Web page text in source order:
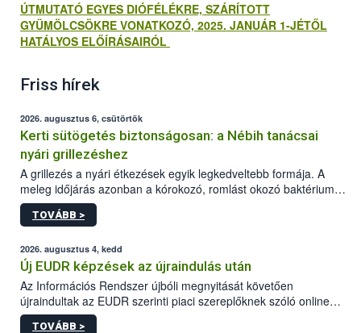
ÚTMUTATÓ EGYES DIÓFÉLÉKRE, SZÁRÍTOTT
GYÜMÖLCSÖKRE VONATKOZÓ, 2025. JANUÁR 1-JÉTŐL
HATÁLYOS ELŐÍRÁSAIRÓL
Friss hírek
2026. augusztus 6, csütörtök
Kerti sütögetés biztonságosan: a Nébih tanácsai
nyári grillezéshez
A grillezés a nyári étkezések egyik legkedveltebb formája. A
meleg időjárás azonban a kórokozó, romlást okozó baktériumok
gyorsabb szaporodásának is kedvez. A szabadtéri sütögetés
ezért nem csupán a megfelelő sütési technikáról szól: legalább
higiéniai szabályok betartása, a megfelelő hőkezelés, valamint a
maradékok szakszerű tárolása. A Nemzeti Élelmiszerlánc-
biztonsági Hivatal (Nébih) Oktatási Programja összegyűjtötte a
biztonságos grillezés legfontosabb tudnivalóit.
TOVÁBB >
2026. augusztus 4, kedd
Új EUDR képzések az újraindulás után
Az Információs Rendszer újbóli megnyitását követően
újraindultak az EUDR szerinti piaci szereplőknek szóló online
képzések.
TOVÁBB >